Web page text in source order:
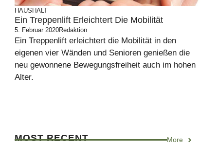
HAUSHALT
Ein Treppenlift Erleichtert Die Mobilität
5. Februar 2020Redaktion
Ein Treppenlift erleichtert die Mobilität in den
eigenen vier Wänden und Senioren genießen die
neu gewonnene Bewegungsfreiheit auch im hohen
Alter.
MOST RECENT More